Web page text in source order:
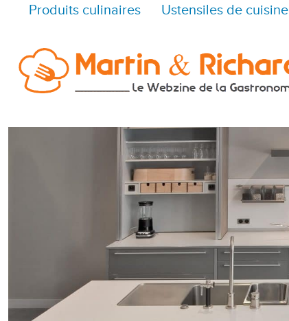
Produits culinaires Ustensiles de cuisine